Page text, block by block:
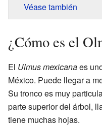
Véase también
¿Cómo es el
El Ulmus mexicanaes
México. Puede llegar a
Su tronco es muy
parte superior del árbol,
tiene muchas hojas.